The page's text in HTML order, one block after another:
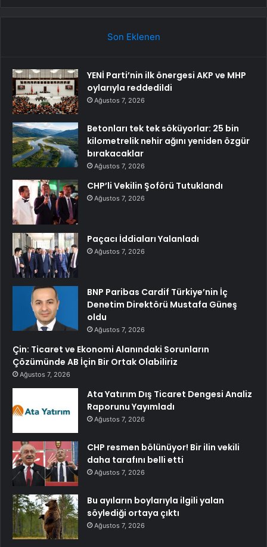
Son Eklenen
YENİ Parti’nin ilk önergesi AKP ve MHP
oylarıyla reddedildi
Ağustos 7, 2026
Betonları tek tek söküyorlar: 25 bin
kilometrelik nehir ağını yeniden özgür
bırakacaklar
Ağustos 7, 2026
CHP’li Vekilin Şoförü Tutuklandı
Ağustos 7, 2026
Paçacı İddiaları Yalanladı
Ağustos 7, 2026
BNP Paribas Cardif Türkiye’nin İç
Denetim Direktörü Mustafa Güneş
oldu
Ağustos 7, 2026
Çin: Ticaret ve Ekonomi Alanındaki Sorunların
Çözümünde AB İçin Bir Ortak Olabiliriz
Ağustos 7, 2026
Ata Yatırım Dış Ticaret Dengesi Analiz
Raporunu Yayımladı
Ağustos 7, 2026
CHP resmen bölünüyor! Bir ilin vekili
daha tarafını belli etti
Ağustos 7, 2026
Bu ayıların boylarıyla ilgili yalan
söylediği ortaya çıktı
Ağustos 7, 2026